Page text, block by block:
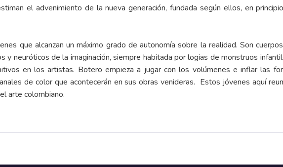
el advenimiento de la nueva generación, fundada según ellos, en
que alcanzan un máximo grado de autonomía sobre la realidad. Son
y neuróticos de la imaginación, siempre habitada por logias de monstruos
en los artistas. Botero empieza a jugar con los volúmenes e inflar las
de color que acontecerán en sus obras venideras. Estos jóvenes aquí
arte colombiano.